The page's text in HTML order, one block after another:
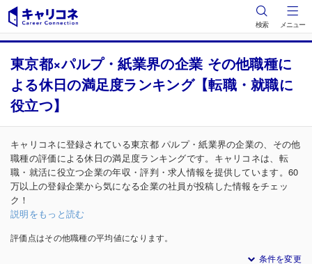
検索 メニュー
東京都×パルプ・紙業界の企業 その他職種に
よる休日の満足度ランキング【転職・就職に
役立つ】
キャリコネに登録されている東京都 パルプ・紙業界の企業の、その他
職種の評価による休日の満足度ランキングです。キャリコネは、転
職・就活に役立つ企業の年収・評判・求人情報を提供しています。60
万以上の登録企業から気になる企業の社員が投稿した情報をチェッ
ク！
説明をもっと読む
評価点はその他職種の平均値になります。
条件を変更